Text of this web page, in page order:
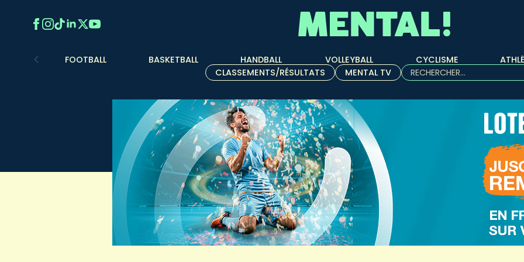
FOOTBALL BASKETBALL HANDBALL VOLLEYBALL CYCLISME
CLASSEMENTS/RÉSULTATS
MENTAL TV
Rechercher :